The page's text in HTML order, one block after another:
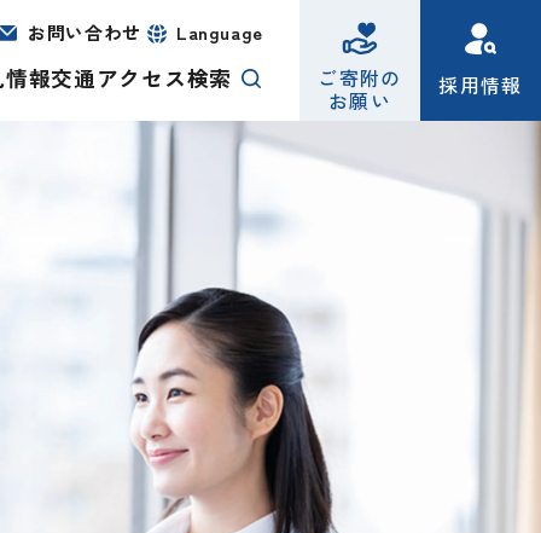
お問い合わせ Language
報交通アクセス検索 ご寄附の
お願い
採用情報